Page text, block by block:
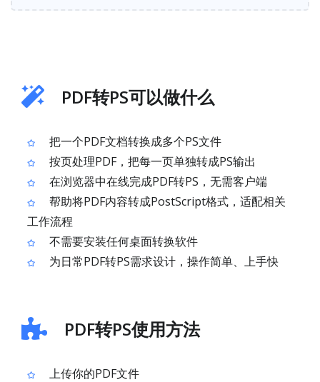
PDF转PS可以做什么
把一个PDF文档转换成多个PS文件
按页处理PDF，把每一页单独转成PS输出
在浏览器中在线完成PDF转PS，无需客户端
帮助将PDF内容转成PostScript格式，适配相关
工作流程
不需要安装任何桌面转换软件
为日常PDF转PS需求设计，操作简单、上手快
PDF转PS使用方法
上传你的PDF文件